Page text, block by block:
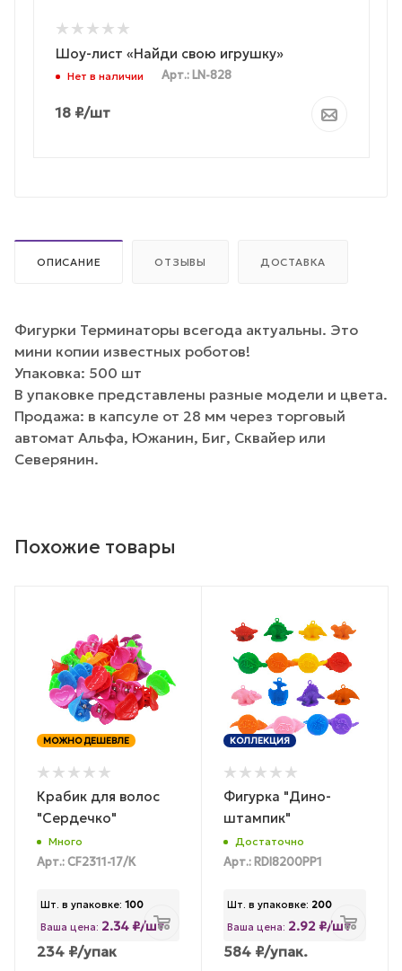
Шоу-лист «Найди свою игрушку»
Нет в наличии Арт.: LN-828
18 ₽/шт
ОПИСАНИЕ ОТЗЫВЫ ДОСТАВКА
Фигурки Терминаторы всегода актуальны. Это
мини копии известных роботов!
Упаковка: 500 шт
В упаковке представлены разные модели и цвета.
Продажа: в капсуле от 28 мм через торговый
автомат Альфа, Южанин, Биг, Сквайер или
Северянин.
Похожие товары
МОЖНО ДЕШЕВЛЕ
Крабик для волос
"Сердечко"
Много
Арт.: CF2311-17/К
Шт. в упаковке: 100
Ваша цена: 2.34 ₽/шт
234 ₽/упак
КОЛЛЕКЦИЯ
Фигурка "Дино-
штампик"
Достаточно
Арт.: RDI8200PP1
Шт. в упаковке: 200
Ваша цена: 2.92 ₽/шт
584 ₽/упак.